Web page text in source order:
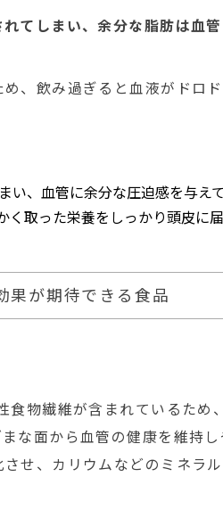
てしまい、余分な脂肪は血
、飲み過ぎると血液がドロ
、血管に余分な圧迫感を与え
取った栄養をしっかり頭皮に
果が期待できる食品
物繊維が含まれているため
な面から血管の健康を維持し
せ、カリウムなどのミネラ